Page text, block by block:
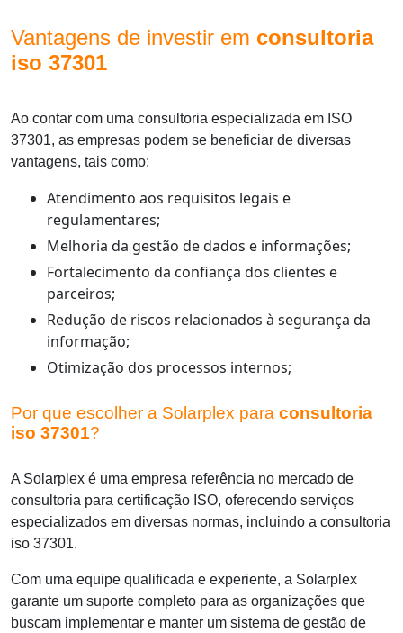
Vantagens de investir em consultoria
iso 37301
Ao contar com uma consultoria especializada em ISO
37301, as empresas podem se beneficiar de diversas
vantagens, tais como:
Atendimento aos requisitos legais e
regulamentares;
Melhoria da gestão de dados e informações;
Fortalecimento da confiança dos clientes e
parceiros;
Redução de riscos relacionados à segurança da
informação;
Otimização dos processos internos;
Por que escolher a Solarplex para consultoria
iso 37301?
A Solarplex é uma empresa referência no mercado de
consultoria para certificação ISO, oferecendo serviços
especializados em diversas normas, incluindo a consultoria
iso 37301.
Com uma equipe qualificada e experiente, a Solarplex
garante um suporte completo para as organizações que
buscam implementar e manter um sistema de gestão de